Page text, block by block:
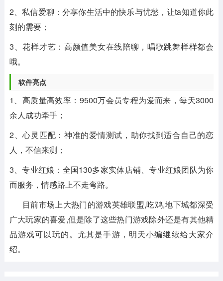
2、私信爱聊：分享你生活中的快乐与忧愁，让ta知道你此
刻的需要；
3、花样才艺：高颜值美女在线陪聊，唱歌跳舞样样都会
哦。
软件亮点
1、高质量高效率：9500万会员专程为爱而来，每天3000
余人成功牵手；
2、心灵匹配：神准的爱情测试，助你找到适合自己的恋
人，不信来测；
3、专业红娘：全国130多家实体店铺、专业红娘团队为你
而服务，情感路上不走弯路。
目前市场上大热门的游戏英雄联盟,吃鸡,地下城都深受
广大玩家的喜爱,但是除了这些热门游戏除外还是有其他精
品游戏可以玩的。尤其是手游，明天小编继续给大家介
绍。